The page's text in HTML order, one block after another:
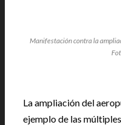
Manifestación contra la
La ampliación del
ejemplo de las